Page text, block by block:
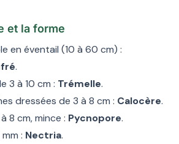
et la forme
en éventail (10 à 60 cm) :
.
3 à 10 cm : Trémelle.
dressées de 3 à 8 cm : Calocère.
8 cm, mince : Pycnopore.
: Nectria.